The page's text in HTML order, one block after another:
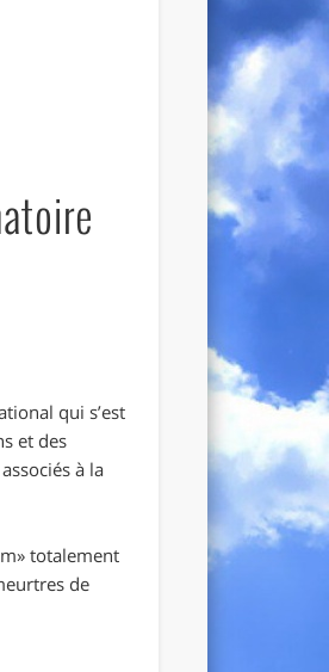
qui s’est
et des
à la
totalement
de